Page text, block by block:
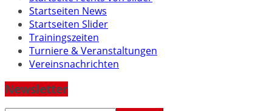
Startseiten News
Startseiten Slider
Trainingszeiten
Turniere & Veranstaltungen
Vereinsnachrichten
Newsletter